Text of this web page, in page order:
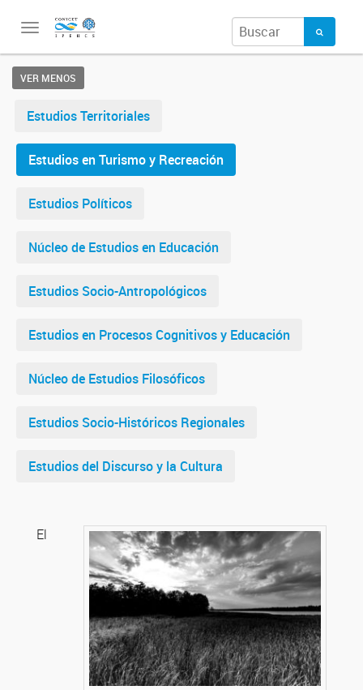
Toggle
VER MENOS
Estudios Territoriales
Estudios en Turismo y Recreación
Estudios Políticos
Núcleo de Estudios en Educación
Estudios Socio-Antropológicos
Estudios en Procesos Cognitivos y Educación
Núcleo de Estudios Filosóficos
Estudios Socio-Históricos Regionales
Estudios del Discurso y la Cultura
El